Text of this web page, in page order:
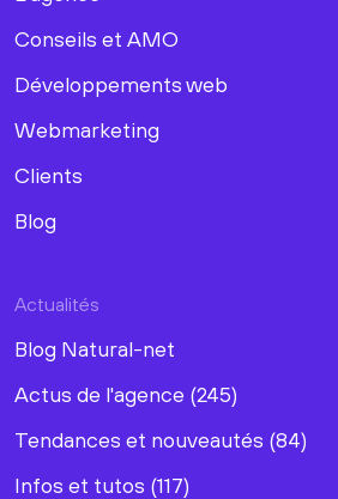
Conseils et AMO
Développements web
Webmarketing
Clients
Blog
Actualités
Blog Natural-net
Actus de l'agence (245)
Tendances et nouveautés (84)
Infos et tutos (117)